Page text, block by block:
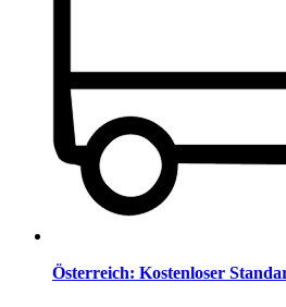
Österreich: Kostenloser